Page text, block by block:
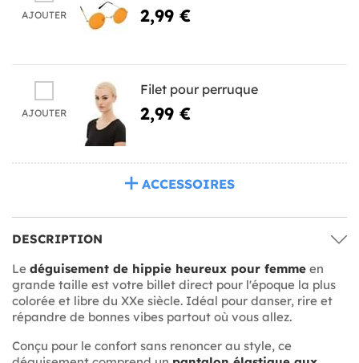
AJOUTER 2,99 €
AJOUTER
Filet pour perruque
2,99 €
ACCESSOIRES
DESCRIPTION
Le déguisement de hippie heureux pour femme en
grande taille est votre billet direct pour l'époque la plus
colorée et libre du XXe siècle. Idéal pour danser, rire et
répandre de bonnes vibes partout où vous allez.
Conçu pour le confort sans renoncer au style, ce